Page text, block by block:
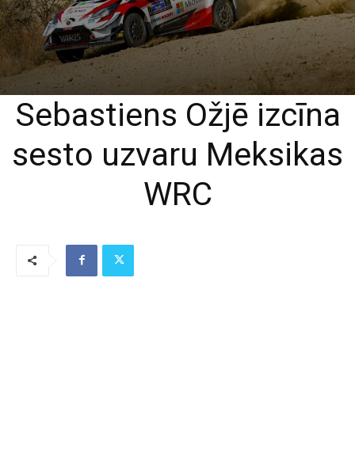
Sebastiens Ožjē izcīna
sesto uzvaru Meksikas
WRC